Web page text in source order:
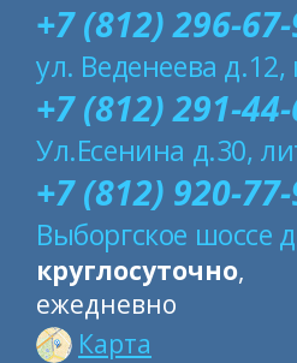
+7 (812) 296-
ул. Веденеева д.12,
+7 (812) 291-
Ул.Есенина д.30,
+7 (812) 920-
Выборгское шоссе
круглосуточно,
ежедневно
Карта